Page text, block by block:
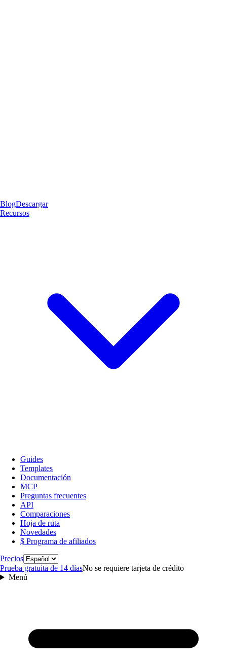
BlogDescargar
Recursos
Guides
Templates
Documentación
MCP
Preguntas frecuentes
API
Comparaciones
Hoja de ruta
Novedades
$ Programa de afiliados
PreciosIdioma
Prueba gratuita de 14 díasNo se requiere tarjeta de crédito
Menú